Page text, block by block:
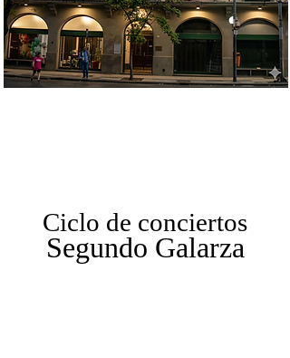
Ciclo de conciertos
Segundo Galarza